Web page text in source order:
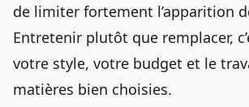
de limiter fortement l’apparition
Entretenir plutôt que remplacer,
votre style, votre budget et le
matières bien choisies.